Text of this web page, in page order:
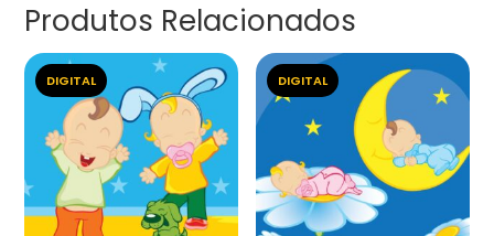
Produtos Relacionados
DIGITAL DIGITAL